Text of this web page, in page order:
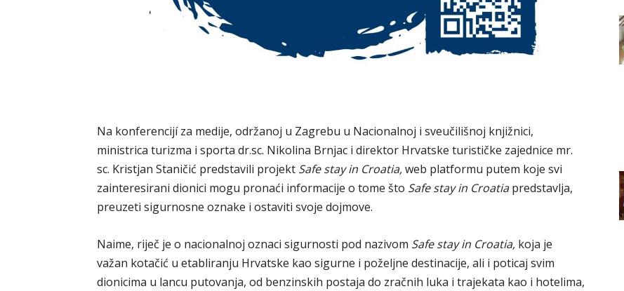
Na konferencijí za medije, održanoj u Zagrebu u Nacionalnoj i sveučilišnoj knjižnici,
ministrica turizma i sporta dr.sc. Nikolina Brnjac i direktor Hrvatske turističke zajednice mr.
sc. Kristjan Staničić predstavili projekt Safe stay in Croatia,web platformu putem koje svi
zainteresirani dionici mogu pronaći informacije o tome što Safe stay in Croatiapredstavlja,
preuzeti sigurnosne oznake i ostaviti svoje dojmove.
Naime, riječ je o nacionalnoj oznaci sigurnosti pod nazivom Safe stay in Croatia, koja je
važan kotačić u etabliranju Hrvatske kao sigurne i poželjne destinacije, ali i poticaj svim
dionicima u lancu putovanja, od benzinskih postaja do zračnih luka i trajekata kao i hotelima,